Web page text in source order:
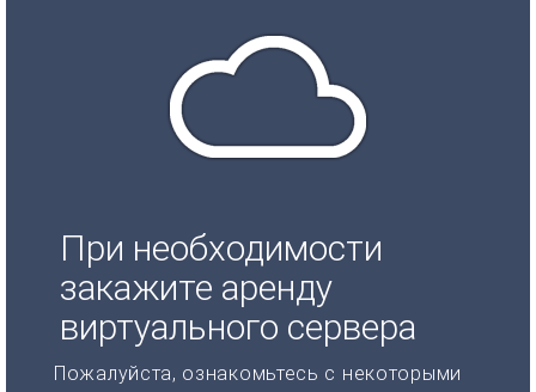
При необходимости
закажите аренду
виртуального сервера
Пожалуйста, ознакомьтесь с некоторыми